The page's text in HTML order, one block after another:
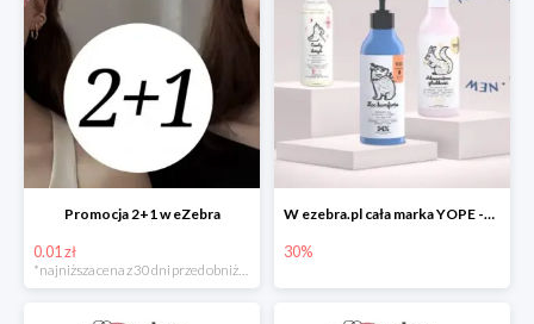
Promocja 2+1 w eZebra
0.01 zł
*najniższa cena z 30 dni przed obniżką
W ezebra.pl cała marka YOPE -30%
30%